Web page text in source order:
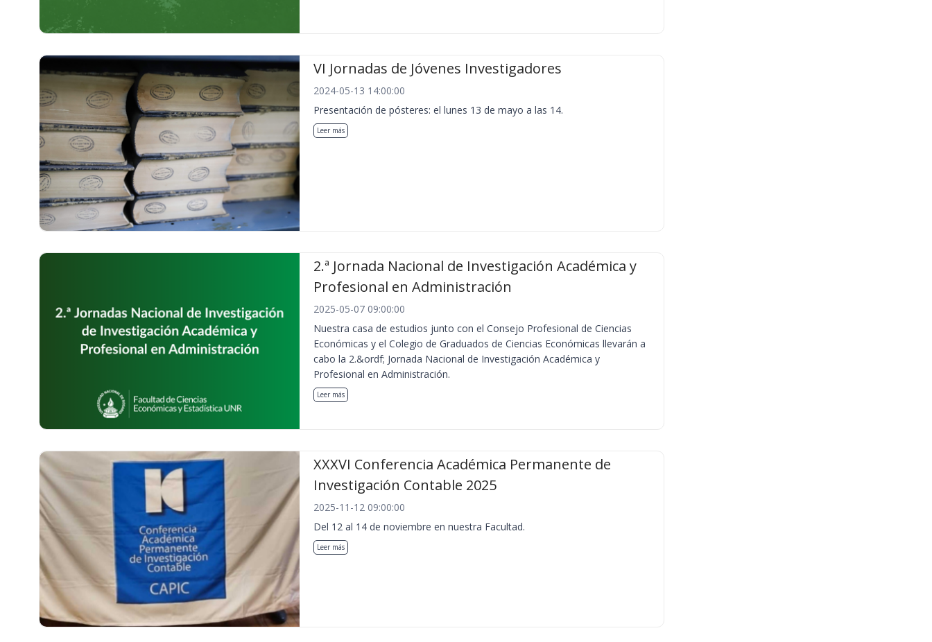
VI Jornadas de Jóvenes Investigadores
2024-05-13 14:00:00
Presentación de pósteres: el lunes 13 de mayo a las 14.
Leer más
2.ª Jornada Nacional de Investigación Académica y
Profesional en Administración
2025-05-07 09:00:00
Nuestra casa de estudios junto con el Consejo Profesional de Ciencias
Económicas y el Colegio de Graduados de Ciencias Económicas llevarán a
cabo la 2.&ordf; Jornada Nacional de Investigación Académica y
Profesional en Administración.
Leer más
XXXVI Conferencia Académica Permanente de
Investigación Contable 2025
2025-11-12 09:00:00
Del 12 al 14 de noviembre en nuestra Facultad.
Leer más